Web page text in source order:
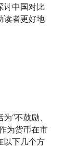
讨中国对比
读者更好地
“不鼓励、
为货币在市
以下几个方